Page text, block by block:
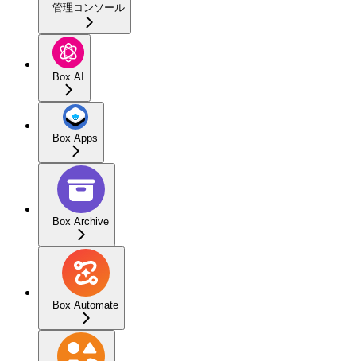
管理コンソール
Box AI
Box Apps
Box Archive
Box Automate